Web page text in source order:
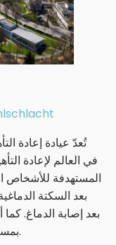
تُعدّ عيادة إعادة
في العالم لإعادة
المستهدفة للأشخاص
بعد السكتة
بعد إصابة الدماغ.
بمساعدة الروبوت، يعطي نتائج علاجية ممتازة.